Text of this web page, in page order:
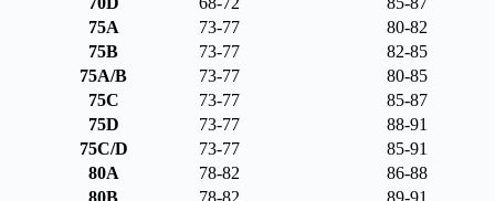
75A
73-77
80-82
75B
73-77
82-85
75A/B
73-77
80-85
75C
73-77
85-87
75D
73-77
88-91
75C/D
73-77
85-91
80A
78-82
86-88